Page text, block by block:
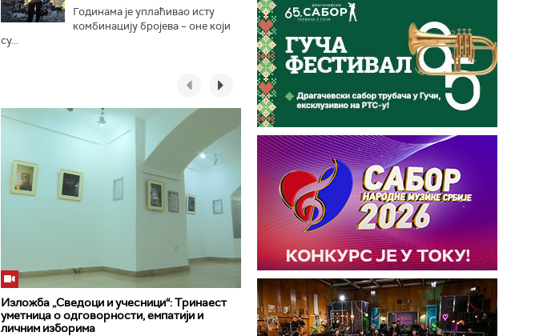
Годинама је уплаћивао исту
комбинацију бројева – оне који
су...
Изложба „Сведоци и учесници“: Тринаест
уметница о одговорности, емпатији и
личним изборима